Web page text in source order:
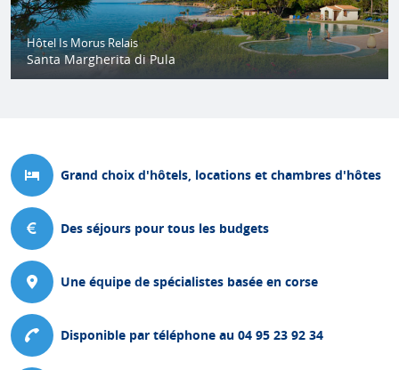
Hôtel Is Morus Relais
Santa Margherita di Pula
Grand choix d'hôtels, locations et chambres d'hôtes
Des séjours pour tous les budgets
Une équipe de spécialistes basée en corse
Disponible par téléphone au 04 95 23 92 34